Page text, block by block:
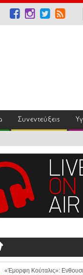
Συνεντεύξεις
«Έμορφη Κούταλις»: